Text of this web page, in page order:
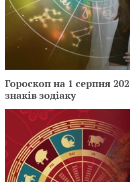
Гороскоп на 1 серпня
знаків зодіаку